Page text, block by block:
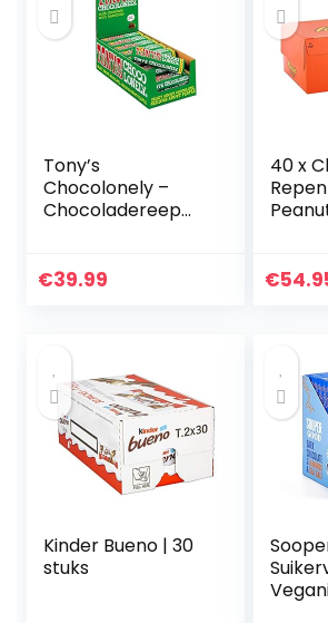
Tony’s
Chocolonely –
Chocoladereep
Fairtrade
€39.99
40 x
€
Kinder Bueno | 30
stuks